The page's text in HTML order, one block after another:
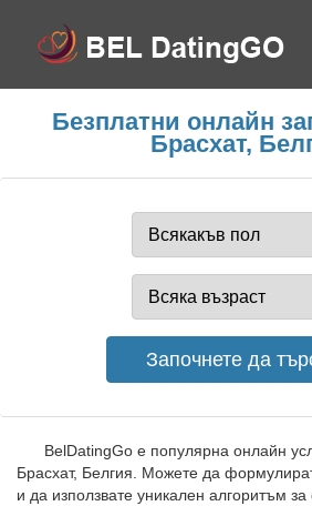
Безплатни онлайн
Брасхат,
BelDatingGo е популярна онлайн
Брасхат, Белгия. Можете да
и да използвате уникален алгоритъм